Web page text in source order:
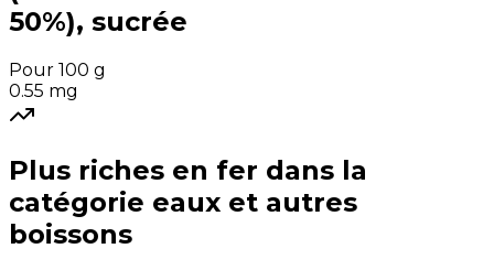
50%), sucrée
Pour 100 g
0.55 mg
Plus riches en fer dans la
catégorie eaux et autres
boissons